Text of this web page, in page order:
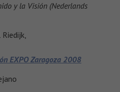
y la Visión (Nederlands
EXPO Zaragoza 2008